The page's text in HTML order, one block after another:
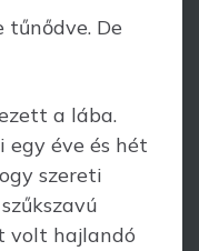
tűnődve. De
a lába.
egy éve és hét
szereti
volt hajlandó